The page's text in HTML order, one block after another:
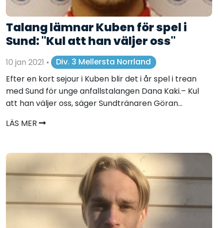
Talang lämnar Kuben för spel i
Sund: "Kul att han väljer oss"
10 jan 2021 •
Div. 3 Mellersta Norrland
Efter en kort sejour i Kuben blir det i år spel i trean
med Sund för unge anfallstalangen Dana Kaki.– Kul
att han väljer oss, säger Sundtränaren Göran...
LÄS MER